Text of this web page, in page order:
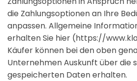
die Zahlungsoptionen an Ihre
anpassen. Allgemeine
erhalten Sie hier (https://
Käufer können bei den oben
Unternehmen Auskunft über die
gespeicherten Daten erhalten.